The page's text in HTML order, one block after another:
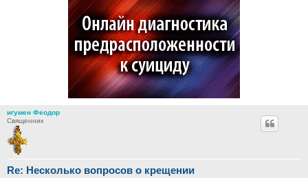
игумен Феодор
Священник
Re: Несколько вопросов о крещении